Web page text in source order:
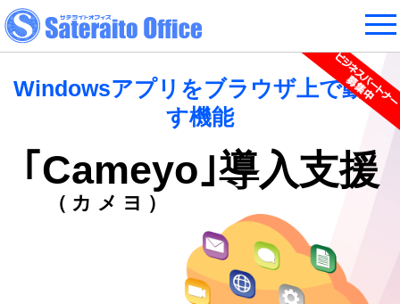
Windowsアプリをブラウザ上で動か
す機能
｢Cameyo｣
（カメヨ）
導入支援